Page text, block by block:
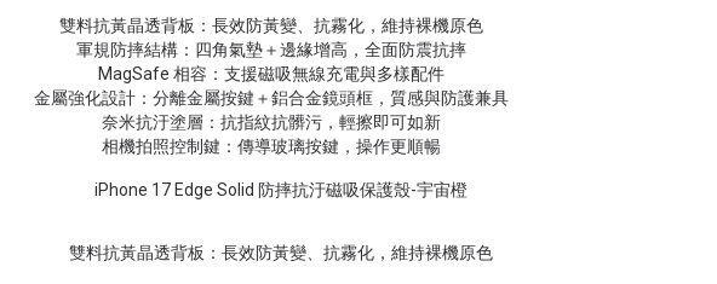
雙料抗黃晶透背板：長效防黃變、抗霧化，維持裸機原色
軍規防摔結構：四角氣墊＋邊緣增高，全面防震抗摔
MagSafe 相容：支援磁吸無線充電與多樣配件
金屬強化設計：分離金屬按鍵＋鋁合金鏡頭框，質感與防護兼具
奈米抗汙塗層：抗指紋抗髒污，輕擦即可如新
相機拍照控制鍵：傳導玻璃按鍵，操作更順暢